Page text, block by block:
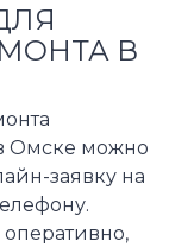
В
Омске можно
заявку на